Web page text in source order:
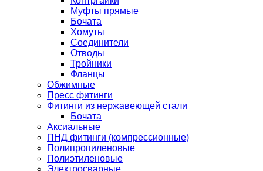
Муфты прямые
Бочата
Хомуты
Соединители
Отводы
Тройники
Фланцы
Обжимные
Пресс фитинги
Фитинги из нержавеющей стали
Бочата
Аксиальные
ПНД фитинги (компрессионные)
Полипропиленовые
Полиэтиленовые